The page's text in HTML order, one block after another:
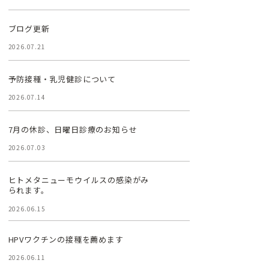
ブログ更新
2026.07.21
予防接種・乳児健診について
2026.07.14
7月の休診、日曜日診療のお知らせ
2026.07.03
ヒトメタニューモウイルスの感染がみ
られます。
2026.06.15
HPVワクチンの接種を薦めます
2026.06.11